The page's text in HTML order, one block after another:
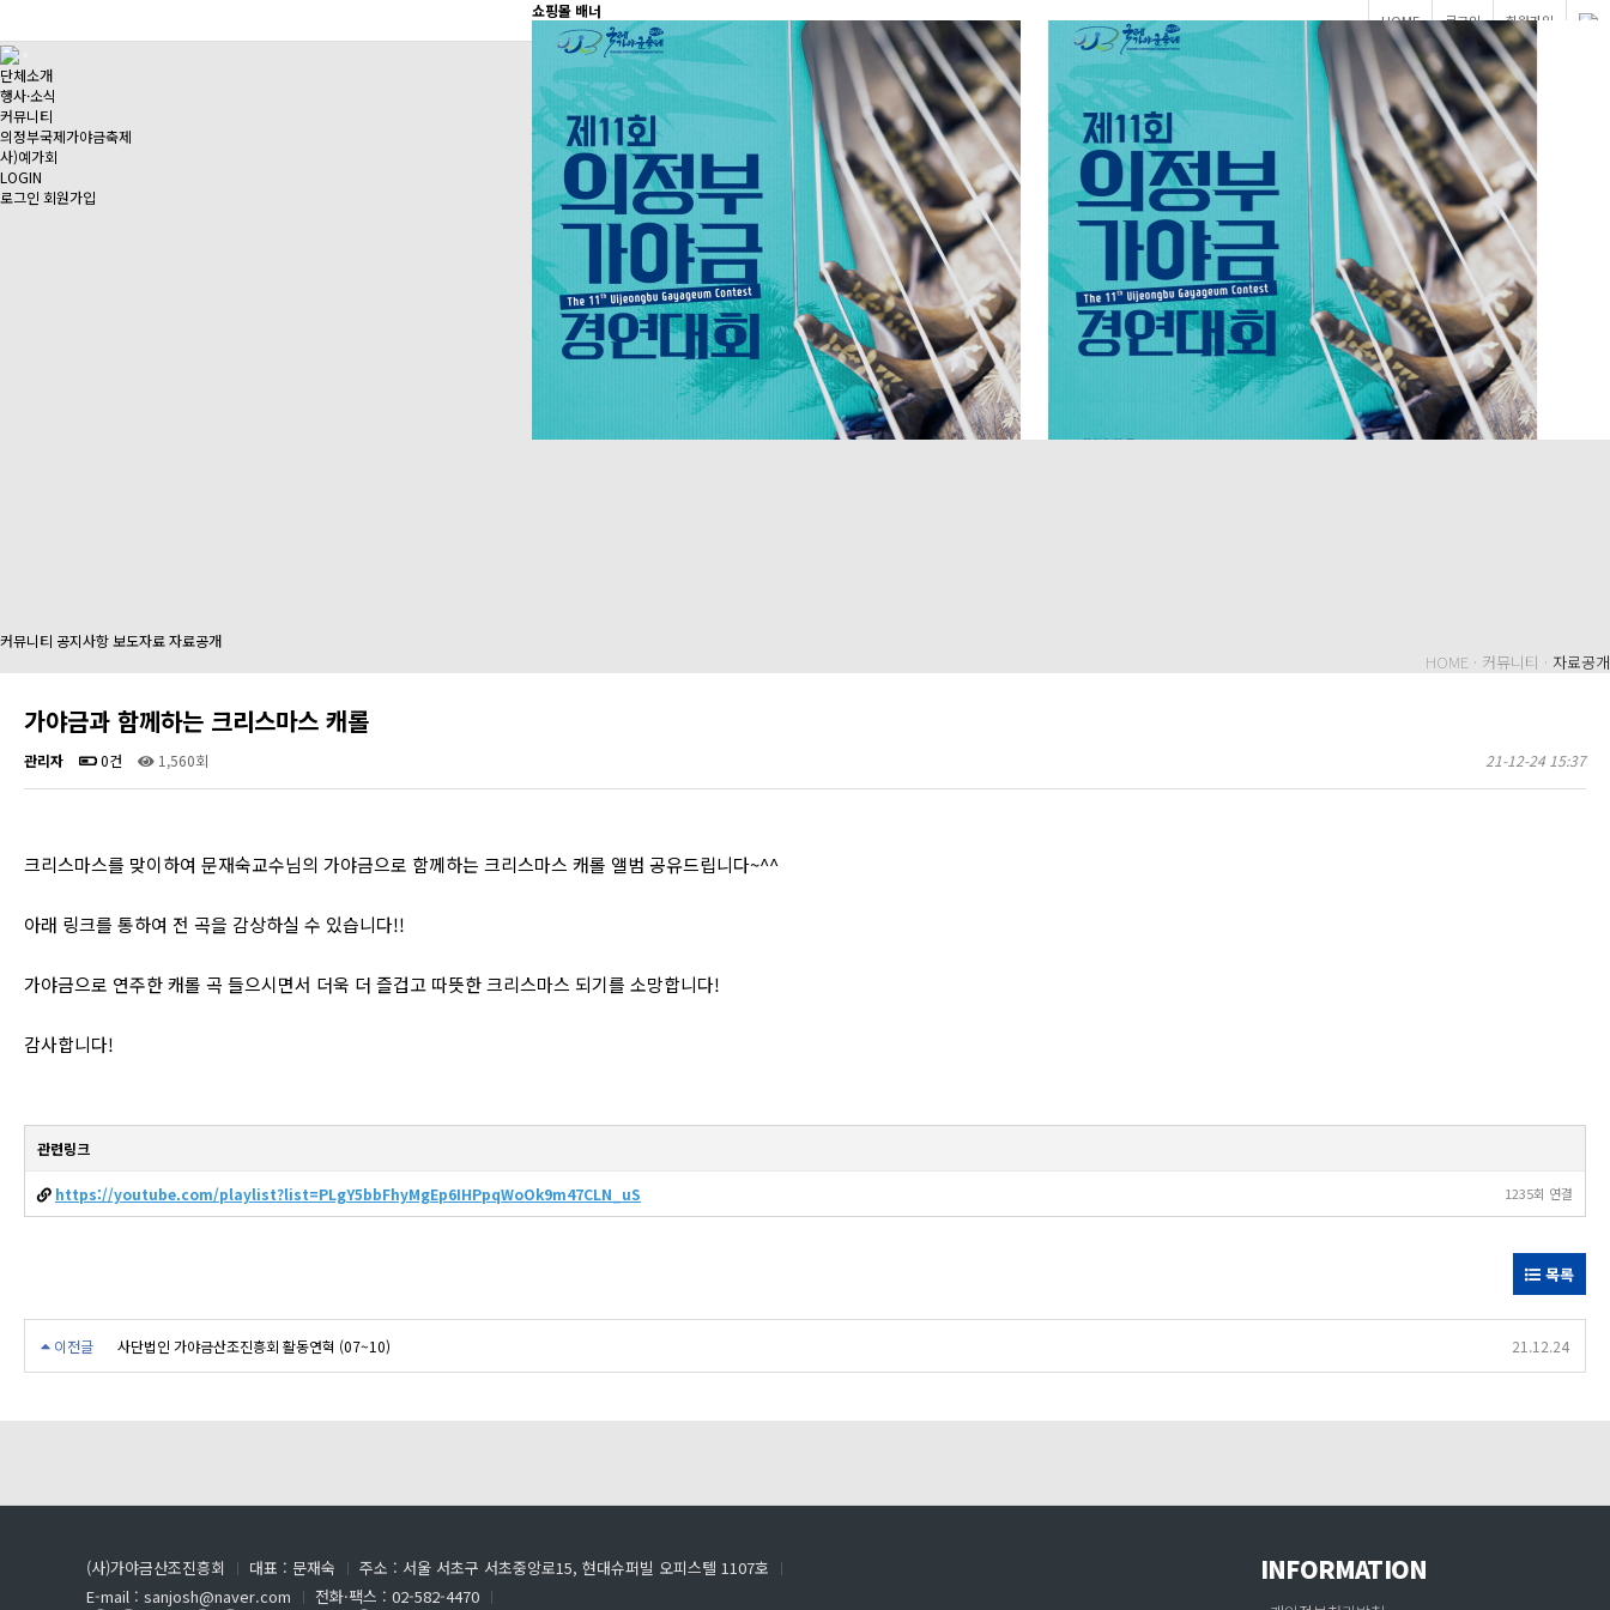
회원가입
로그인
HOME
단체소개
행사·소식
커뮤니티
의정부국제가야금축제
사)예가회
LOGIN
로그인 회원가입
커뮤니티 공지사항보도자료자료공개
쇼핑몰 배너
HOME · 커뮤니티 · 자료공개
가야금과 함께하는 크리스마스 캐롤
관리자 0건 1,560회 21-12-24 15:37
크리스마스를 맞이하여 문재숙교수님의 가야금으로 함께하는 크리스마스 캐롤 앨범 공유드립니다~^^
아래 링크를 통하여 전 곡을 감상하실 수 있습니다!!
가야금으로 연주한 캐롤 곡 들으시면서 더욱 더 즐겁고 따뜻한 크리스마스 되기를 소망합니다!
감사합니다!
관련링크
https://youtube.com/playlist?list=PLgY5bbFhyMgEp6IHPpqWoOk9m47CLN_uS 1235회 연결
목록
이전글 사단법인 가야금산조진흥회 활동연혁 (07~10) 21.12.24
(사)가야금산조진흥회 ㅣ 대표 : 문재숙 ㅣ 주소 : 서울 서초구 서초중앙로15, 현대슈퍼빌 오피스텔 1107호 ㅣ
E-mail : sanjosh@naver.com ㅣ 전화·팩스 : 02-582-4470 ㅣ
INFORMATION